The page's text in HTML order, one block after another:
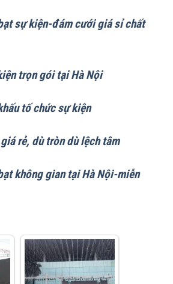
sự kiện-đám cưới giá sỉ chất
trọn gói tại Hà Nội
tố chức sự kiện
rẻ, dù tròn dù lệch tâm
không gian tại Hà Nội-miễn